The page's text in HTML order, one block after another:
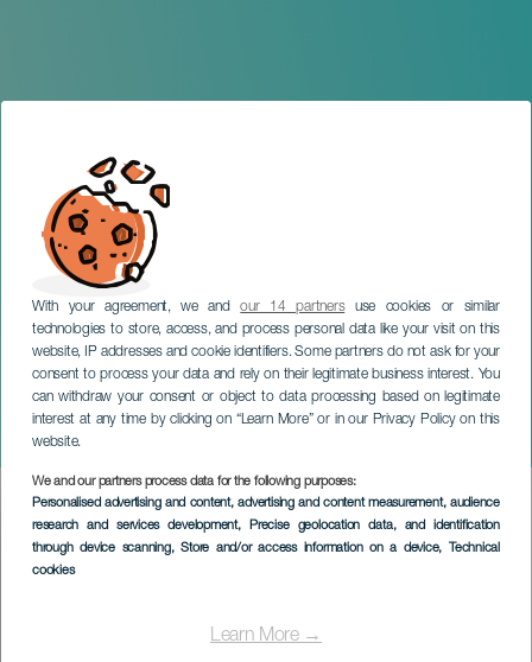
With your agreement, we andour 14 partnersuse cookies or similar
technologies to store, access, and process personal data like your visit on this
website, IP addresses and cookie identifiers. Some partners do not ask for your
consent to process your data and rely on their legitimate business interest. You
can withdraw your consent or object to data processing based on legitimate
interest at any time by clicking on “Learn More” or in our Privacy Policy on this
website.
We and our partners process data for the following purposes:
Personalised advertising and content, advertising and content measurement, audience
research and services development, Precise geolocation data, and identification
through device scanning, Store and/or access information on a device, Technical
cookies
Learn More →
mai festligheter
TENERIFE
Imagen
Listado